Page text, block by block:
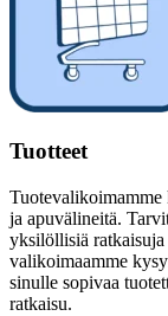
Tuotteet
Tuotevalikoimamme
ja apuvälineitä.
yksilöllisiä ratkaisuja
valikoimaamme
sinulle sopivaa
ratkaisu.